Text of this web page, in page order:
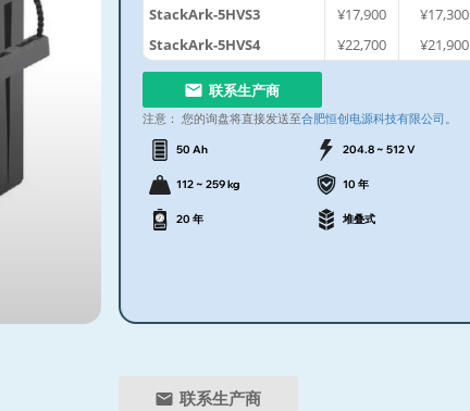
StackArk-5HVS3
¥17,900
¥17,300
StackArk-5HVS4
¥22,700 ¥21,900
联系生产商
注意： 您的询盘将直接发送至合肥恒创电源科技有限公司 。
50 Ah 204.8 ~ 512 V
112 ~ 259 kg 10 年
20 年 堆叠式
联系生产商